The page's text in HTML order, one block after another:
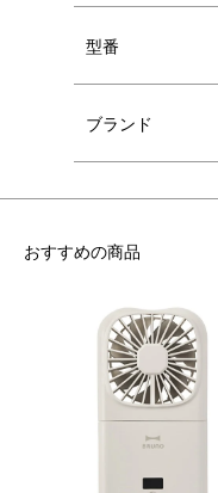
型番
ブランド
おすすめの商品